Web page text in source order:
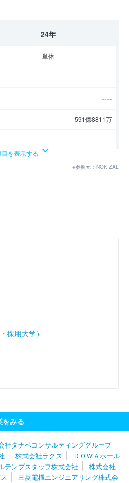
24年
単体
----
----
591億8811万
----
を表示する
※参照元：NOKIZAL
採用大学）
みる
社タナベコンサルティンググループ
株式会社ラクス
ＤＯＷＡホール
テンプスタッフ株式会社
株式会社
三菱電機エンジニアリング株式会